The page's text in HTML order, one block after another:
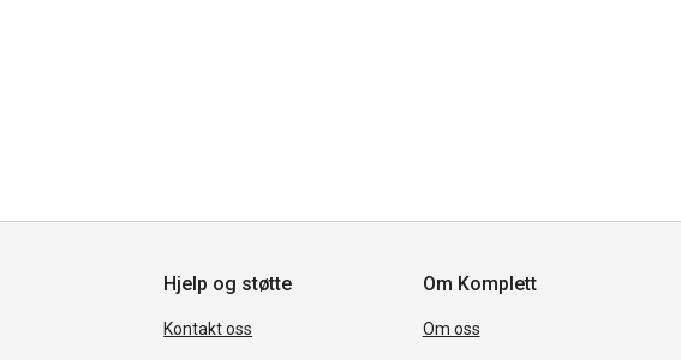
Hjelp og støtte
Kontakt oss
Om Komplett
Om oss